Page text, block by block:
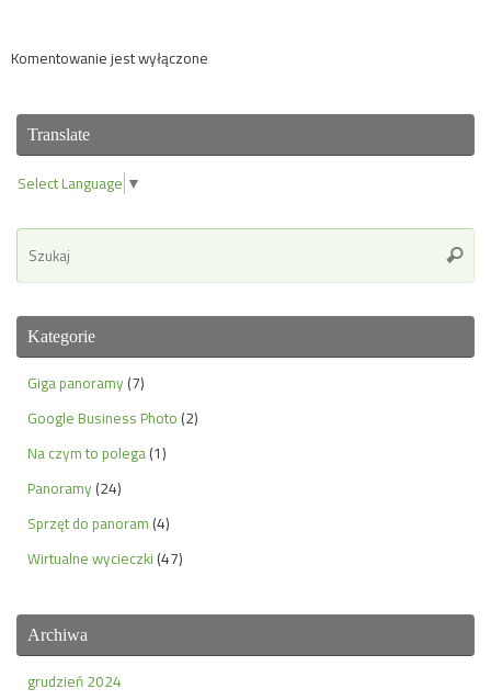
Komentowanie jest wyłączone
Translate
Select Language ▼
Kategorie
Giga panoramy (7)
Google Business Photo (2)
Na czym to polega (1)
Panoramy (24)
Sprzęt do panoram (4)
Wirtualne wycieczki (47)
Archiwa
grudzień 2024